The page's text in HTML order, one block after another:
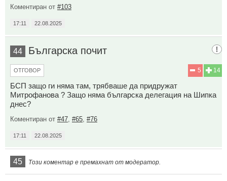
Коментиран от #103
17:11 22.08.2025
44 Българска почит
14
5
ОТГОВОР
БСП защо ги няма там, трябваше да придружат
Митрофанова ? Защо няма българска делегация на Шипка
днес?
Коментиран от #47 #65 #76
17:11 22.08.2025
45 Този коментар е премахнат от модератор.